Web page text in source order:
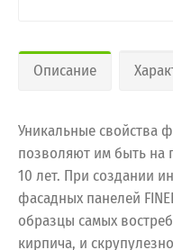
Описание
Уникальные свойства
позволяют им быть на
10 лет. При создании
фасадных панелей
образцы самых
кирпича, и